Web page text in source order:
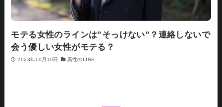
モテる女性のラインは”そっけない”？連絡しないで
会う優しい女性がモテる？
2023年10月10日 異性のLINE